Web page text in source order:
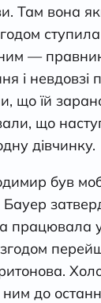
Там вона
—
і
що їй
що
дівчинку.
був
працювала
до